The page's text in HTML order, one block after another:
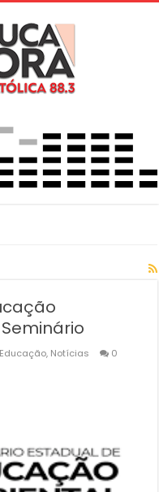
Educação, Notícias 0